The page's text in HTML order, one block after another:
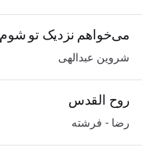
می‌خواهم نزدیک تو شوم
شروین عبدالهی
روح القدس
رضا - فرشته